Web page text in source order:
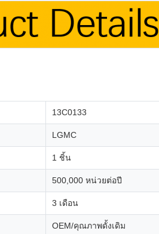
13C0133
LGMC
1 ชิ้น
500,000 หน่วยต่อปี
3 เดือน
OEM/คุณภาพดั้งเดิม